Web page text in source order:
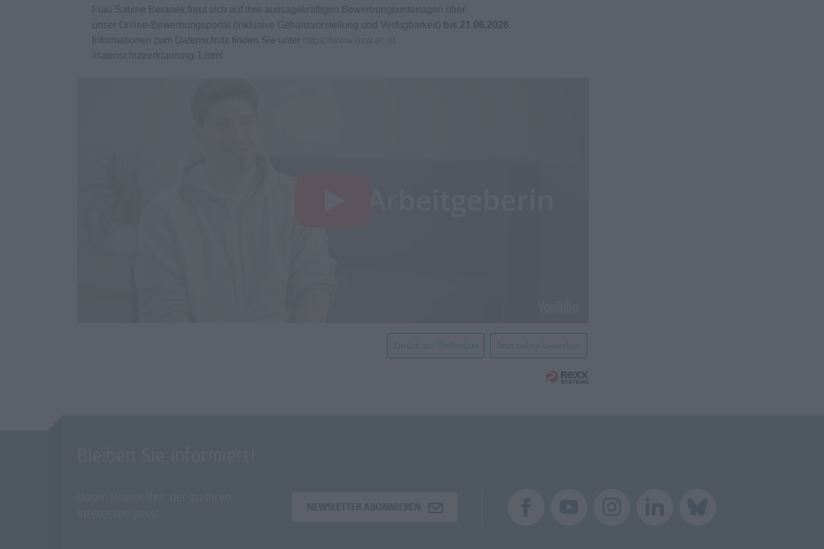
Frau Sabine Beranek freut sich auf Ihre aussagekräftigen Bewerbungsunterlagen über
unser Online-Bewerbungsportal (inklusive Gehaltsvorstellung und Verfügbarkeit) bis 21.06.2026.
Informationen zum Datenschutz finden Sie unter
/datenschutzerklaerung-1.html
Zurück zur Stellenliste Jetzt online bewerben